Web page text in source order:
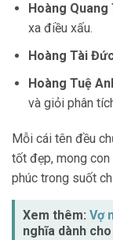
Hoàng Quang
xa điều xấu.
Hoàng Tài
Hoàng Tuệ
và giỏi phân
Mỗi cái tên đều
tốt đẹp, mong con
phúc trong suốt
Xem thêm: Vợ
nghĩa dành